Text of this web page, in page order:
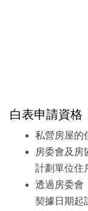
白表申請資格
私營房屋的
房委會及房
計劃單位住
透過房委會
契據日期起